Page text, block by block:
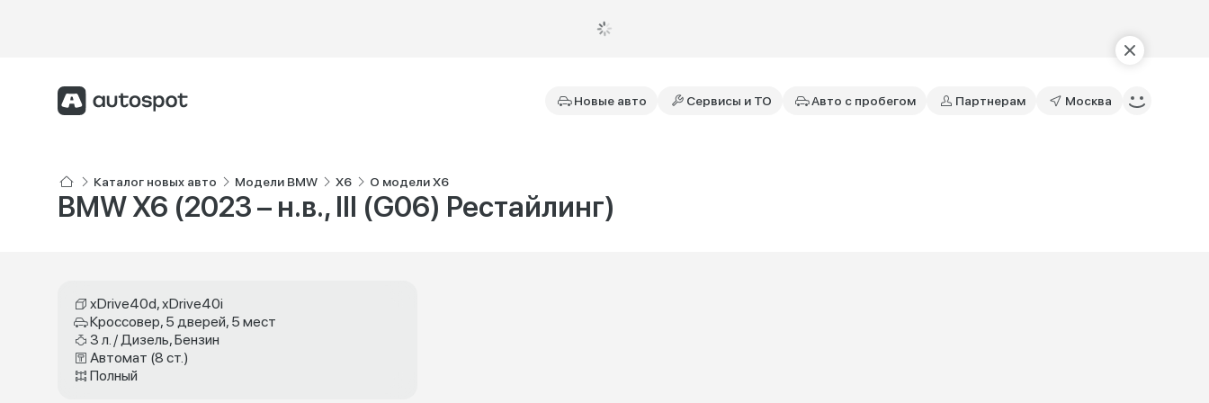
Новые авто Сервисы и ТО Авто с пробегом Партнерам Москва
Каталог новых авто Модели BMW X6 О модели X6
BMW X6 (2023 – н.в., III (G06) Рестайлинг)
xDrive40d, xDrive40i
Кроссовер, 5 дверей, 5 мест
3 л. / Дизель, Бензин
Автомат (8 ст.)
Полный